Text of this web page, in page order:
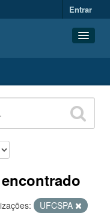
Entrar
UFCSPA